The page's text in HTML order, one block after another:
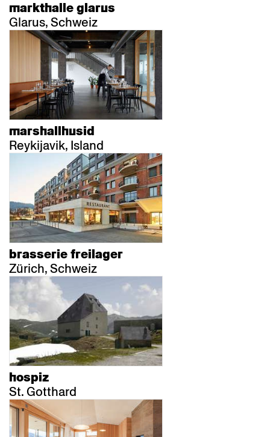
markthalle glarus
Glarus, Schweiz
marshallhusid
Reykijavik, Island
brasserie freilager
Zürich, Schweiz
hospiz
St. Gotthard